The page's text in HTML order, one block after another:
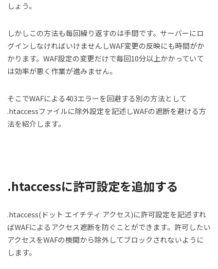
しょう。
しかしこの方法も毎回繰り返すのは手間です。サーバーにロ
グインしなければいけませんしWAF変更の反映にも時間がか
かります。WAF設定の変更だけで毎回10分以上かかっていて
は効率が悪く作業が進みません。
そこでWAFによる403エラーを回避する別の方法として
.htaccessファイルに除外設定を記述しWAFの遮断を避ける方
法を紹介します。
.htaccessに許可設定を追加する
.htaccess(ドット エイチティ アクセス)に許可設定を記述すれ
ばWAFによるアクセス遮断を防ぐことができます。許可したい
アクセスをWAFの検閲から除外してブロックされないように
します。